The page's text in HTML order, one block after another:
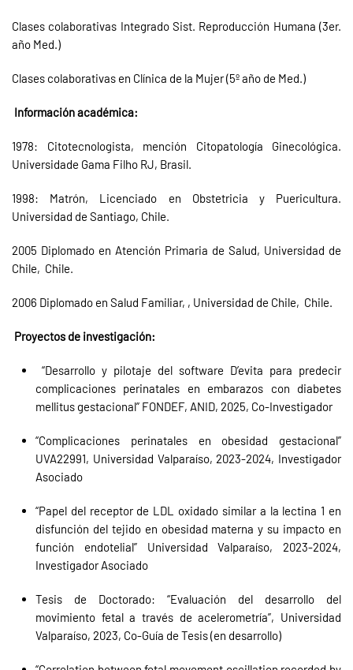
Clases colaborativas Integrado Sist. Reproducción Humana (3er.
año Med.)
Clases colaborativas en Clínica de la Mujer (5º año de Med.)
Información académica:
1978: Citotecnologista, mención Citopatología Ginecológica.
Universidade Gama Filho RJ, Brasil.
1998: Matrón, Licenciado en Obstetricia y Puericultura.
Universidad de Santiago, Chile.
2005 Diplomado en Atención Primaria de Salud, Universidad de
Chile, Chile.
2006 Diplomado en Salud Familiar, , Universidad de Chile, Chile.
Proyectos de investigación:
“Desarrollo y pilotaje del software D’evita para predecir
complicaciones perinatales en embarazos con diabetes
mellitus gestacional” FONDEF, ANID, 2025, Co-Investigador
“Complicaciones perinatales en obesidad gestacional”
UVA22991, Universidad Valparaíso, 2023-2024, Investigador
Asociado
“Papel del receptor de LDL oxidado similar a la lectina 1 en
disfunción del tejido en obesidad materna y su impacto en
función endotelial” Universidad Valparaíso, 2023-2024,
Investigador Asociado
Tesis de Doctorado: “Evaluación del desarrollo del
movimiento fetal a través de acelerometría”, Universidad
Valparaíso, 2023, Co-Guía de Tesis (en desarrollo)